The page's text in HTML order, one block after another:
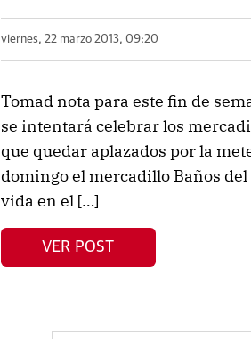
viernes, 22 marzo 2013, 09:20
Tomad nota para este fin de
se intentará celebrar los
que quedar aplazados por la
domingo el mercadillo Baños
vida en el […]
VER POST